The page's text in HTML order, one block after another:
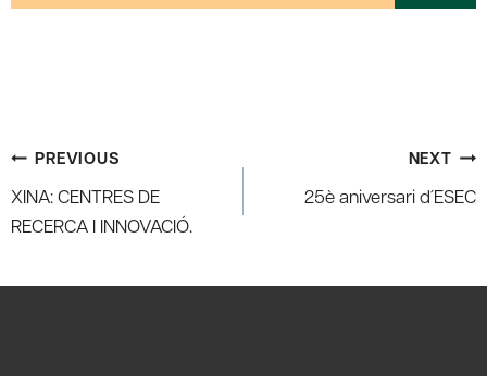
Post
navigation
PREVIOUS
XINA: CENTRES DE
RECERCA I INNOVACIÓ.
NEXT
25è aniversari d´ESEC